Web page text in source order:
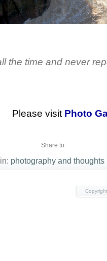
the time and never
Please visit Photo
Share to:
photography and thoughts